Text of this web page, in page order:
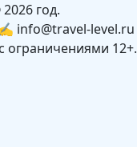
год.
info@travel-level.ru
ограничениями 12+.